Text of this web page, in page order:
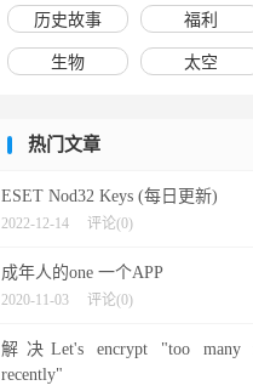
历史故事 福利
生物 太空
热门文章
ESET Nod32 Keys (每日更新)
2022-12-14 评论(0)
成年人的one 一个APP
2020-11-03 评论(0)
解决Let's encrypt "too many
recently"